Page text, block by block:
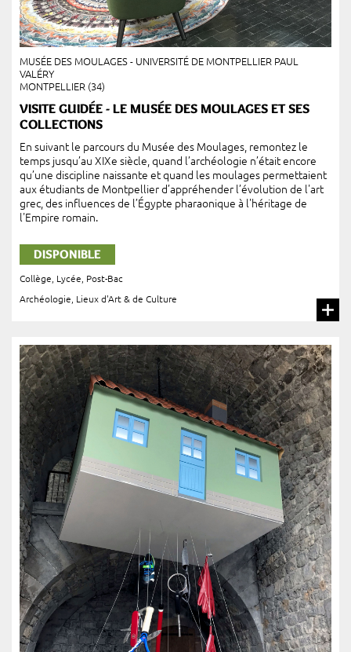
MUSÉE DES MOULAGES - UNIVERSITÉ DE MONTPELLIER PAUL
VALÉRY
MONTPELLIER (34)
VISITE GUIDÉE - LE MUSÉE DES MOULAGES ET SES
COLLECTIONS
En suivant le parcours du Musée des Moulages, remontez le
temps jusqu’au XIXe siècle, quand l’archéologie n’était encore
qu’une discipline naissante et quand les moulages permettaient
aux étudiants de Montpellier d’appréhender l’évolution de l'art
grec, des influences de l’Égypte pharaonique à l'héritage de
l'Empire romain.
DISPONIBLE
Collège Lycée
Post-Bac
Archéologie
Lieux d'Art & de Culture